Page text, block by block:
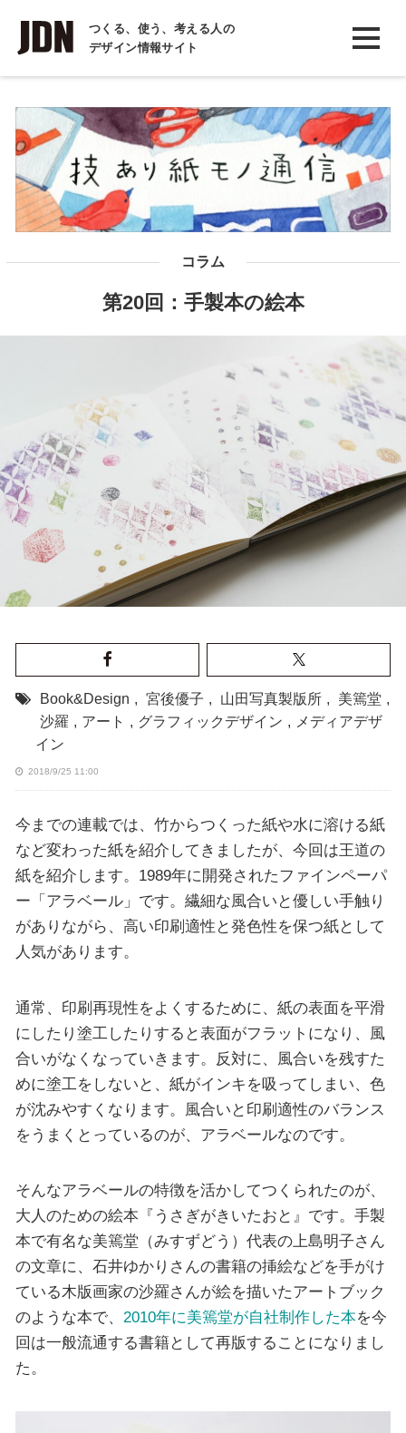
つくる、使う、考える人の
デザイン情報サイト
INTERVIEW
インタビュー
REPORT
レポート
COLUMN
コラム
コラム
第20回：手製本の絵本
Book&Design , 宮後優子 , 山田写真製版所 , 美篶堂 ,
沙羅 , アート , グラフィックデザイン , メディアデザ
イン
2018/9/25 11:00
今までの連載では、竹からつくった紙や水に溶ける紙
など変わった紙を紹介してきましたが、今回は王道の
紙を紹介します。1989年に開発されたファインペーパ
ー「アラベール」です。繊細な風合いと優しい手触り
がありながら、高い印刷適性と発色性を保つ紙として
人気があります。
通常、印刷再現性をよくするために、紙の表面を平滑
にしたり塗工したりすると表面がフラットになり、風
合いがなくなっていきます。反対に、風合いを残すた
めに塗工をしないと、紙がインキを吸ってしまい、色
が沈みやすくなります。風合いと印刷適性のバランス
をうまくとっているのが、アラベールなのです。
そんなアラベールの特徴を活かしてつくられたのが、
大人のための絵本『うさぎがきいたおと』です。手製
本で有名な美篶堂（みすずどう）代表の上島明子さん
の文章に、石井ゆかりさんの書籍の挿絵などを手がけ
ている木版画家の沙羅さんが絵を描いたアートブック
のような本で、 2010年に美篶堂が自社制作した本を今
回は一般流通する書籍として再版することになりまし
た。